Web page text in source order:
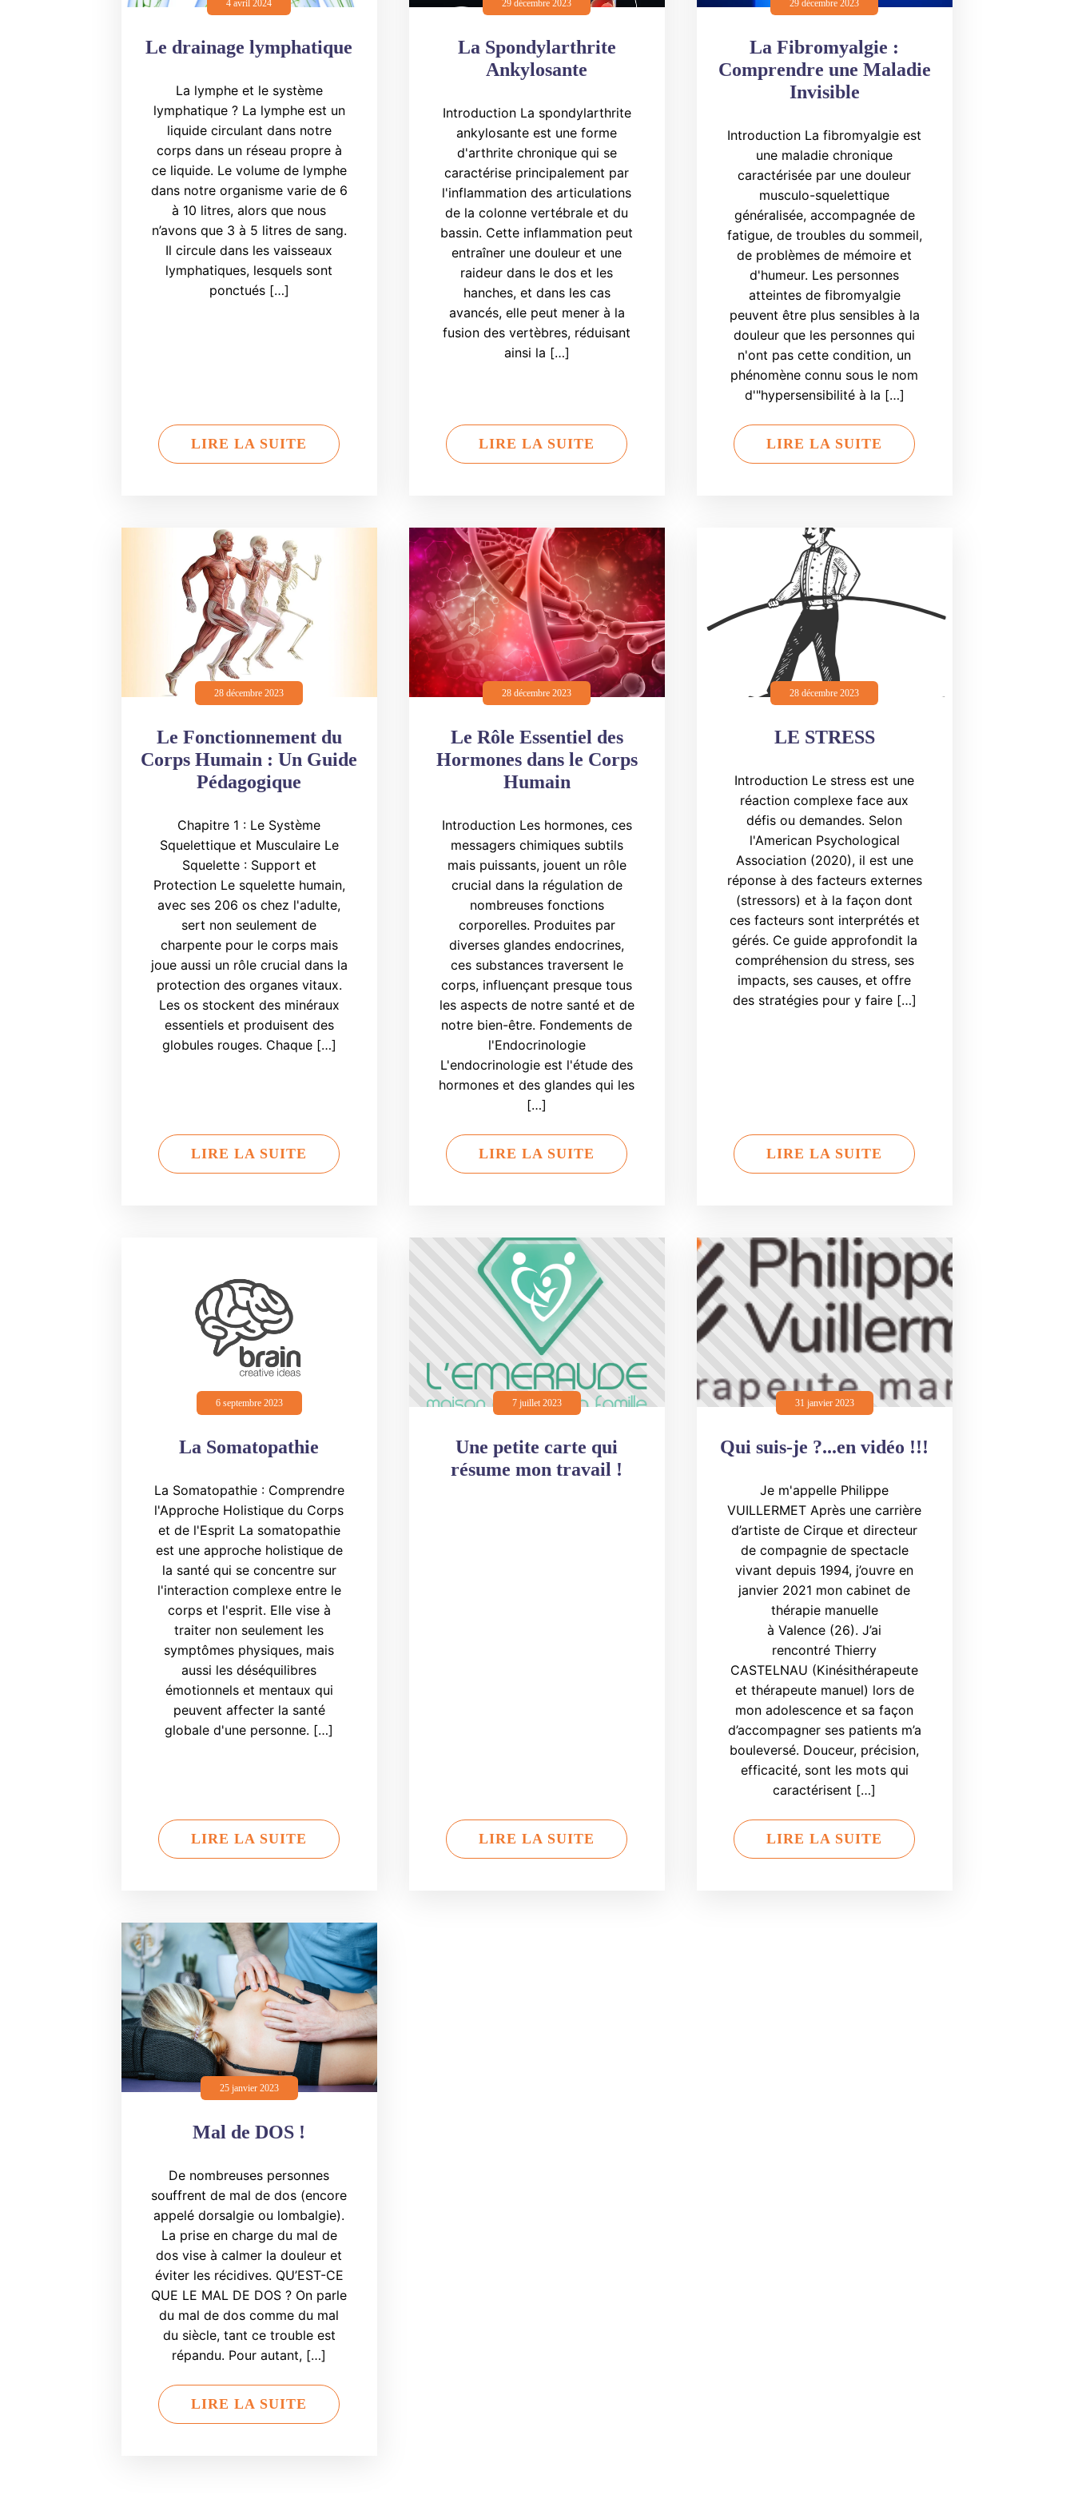
4 avril 2024
Le drainage lymphatique
La lymphe et le système
lymphatique ? La lymphe est un
liquide circulant dans notre
corps dans un réseau propre à
ce liquide. Le volume de lymphe
dans notre organisme varie de 6
à 10 litres, alors que nous
n’avons que 3 à 5 litres de sang.
Il circule dans les vaisseaux
lymphatiques, lesquels sont
ponctués […]
LIRE LA SUITE
29 décembre 2023
La Spondylarthrite
Ankylosante
Introduction La spondylarthrite
ankylosante est une forme
d'arthrite chronique qui se
caractérise principalement par
l'inflammation des articulations
de la colonne vertébrale et du
bassin. Cette inflammation peut
entraîner une douleur et une
raideur dans le dos et les
hanches, et dans les cas
avancés, elle peut mener à la
fusion des vertèbres, réduisant
ainsi la […]
LIRE LA SUITE
29 décembre 2023
La Fibromyalgie :
Comprendre une Maladie
Invisible
Introduction La fibromyalgie est
une maladie chronique
caractérisée par une douleur
musculo-squelettique
généralisée, accompagnée de
fatigue, de troubles du sommeil,
de problèmes de mémoire et
d'humeur. Les personnes
atteintes de fibromyalgie
peuvent être plus sensibles à la
douleur que les personnes qui
n'ont pas cette condition, un
phénomène connu sous le nom
d'"hypersensibilité à la […]
LIRE LA SUITE
28 décembre 2023
Le Fonctionnement du
Corps Humain : Un Guide
Pédagogique
Chapitre 1 : Le Système
Squelettique et Musculaire Le
Squelette : Support et
Protection Le squelette humain,
avec ses 206 os chez l'adulte,
sert non seulement de
charpente pour le corps mais
joue aussi un rôle crucial dans la
protection des organes vitaux.
Les os stockent des minéraux
essentiels et produisent des
globules rouges. Chaque […]
LIRE LA SUITE
28 décembre 2023
Le Rôle Essentiel des
Hormones dans le Corps
Humain
Introduction Les hormones, ces
messagers chimiques subtils
mais puissants, jouent un rôle
crucial dans la régulation de
nombreuses fonctions
corporelles. Produites par
diverses glandes endocrines,
ces substances traversent le
corps, influençant presque tous
les aspects de notre santé et de
notre bien-être. Fondements de
l'Endocrinologie
L'endocrinologie est l'étude des
hormones et des glandes qui les
[…]
LIRE LA SUITE
28 décembre 2023
LE STRESS
Introduction Le stress est une
réaction complexe face aux
défis ou demandes. Selon
l'American Psychological
Association (2020), il est une
réponse à des facteurs externes
(stressors) et à la façon dont
ces facteurs sont interprétés et
gérés. Ce guide approfondit la
compréhension du stress, ses
impacts, ses causes, et offre
des stratégies pour y faire […]
LIRE LA SUITE
6 septembre 2023
La Somatopathie
La Somatopathie : Comprendre
l'Approche Holistique du Corps
et de l'Esprit La somatopathie
est une approche holistique de
la santé qui se concentre sur
l'interaction complexe entre le
corps et l'esprit. Elle vise à
traiter non seulement les
symptômes physiques, mais
aussi les déséquilibres
émotionnels et mentaux qui
peuvent affecter la santé
globale d'une personne. […]
LIRE LA SUITE
7 juillet 2023
Une petite carte qui
résume mon travail !
LIRE LA SUITE
31 janvier 2023
Qui suis-je ?...en vidéo !!!
Je m'appelle Philippe
VUILLERMET Après une carrière
d’artiste de Cirque et directeur
de compagnie de spectacle
vivant depuis 1994, j’ouvre en
janvier 2021 mon cabinet de
thérapie manuelle
à Valence (26). J’ai
rencontré Thierry
CASTELNAU (Kinésithérapeute
et thérapeute manuel) lors de
mon adolescence et sa façon
d’accompagner ses patients m’a
bouleversé. Douceur, précision,
efficacité, sont les mots qui
caractérisent […]
LIRE LA SUITE
25 janvier 2023
Mal de DOS !
De nombreuses personnes
souffrent de mal de dos (encore
appelé dorsalgie ou lombalgie).
La prise en charge du mal de
dos vise à calmer la douleur et
éviter les récidives. QU’EST-CE
QUE LE MAL DE DOS ? On parle
du mal de dos comme du mal
du siècle, tant ce trouble est
répandu. Pour autant, […]
LIRE LA SUITE